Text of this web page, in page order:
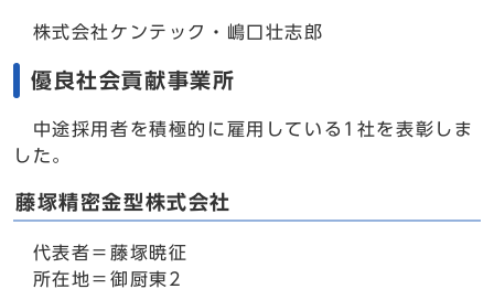
株式会社ケンテック・嶋口壮志郎
優良社会貢献事業所
中途採用者を積極的に雇用している1社を表彰しま
した。
藤塚精密金型株式会社
代表者＝藤塚暁征
所在地＝御厨東2